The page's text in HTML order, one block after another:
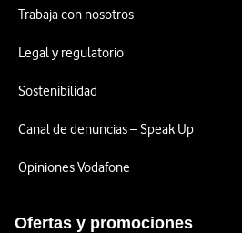
Trabaja con nosotros
Legal y regulatorio
Sostenibilidad
Canal de denuncias – Speak Up
Opiniones Vodafone
Ofertas y promociones